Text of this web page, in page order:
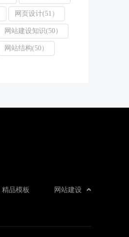
网页设计(51）
网站建设知识(50）
网站结构(50）
网站建设
精品模板